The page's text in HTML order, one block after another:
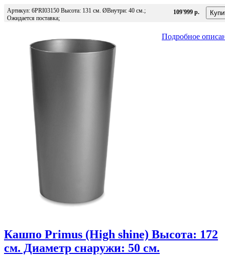
Артикул: 6PRI03150 Высота: 131 см. ØВнутри: 40 см.;
Ожидается поставка;
109'999 р.
Подробное
Кашпо Primus (High shine) Высота: 172
см. Диаметр снаружи: 50 см.